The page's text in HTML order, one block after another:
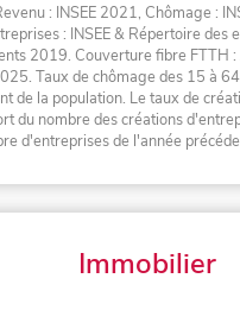
: INSEE 2021, Chômage :
: INSEE & Répertoire des
2019. Couverture fibre FTTH :
Taux de chômage des 15 à
de la population. Le taux de
du nombre des créations
d'entreprises de l'année
Immobilier